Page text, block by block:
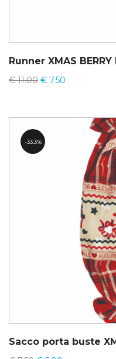
Runner XMAS
€11.00 € 7.50
33.3%
Sacco porta buste